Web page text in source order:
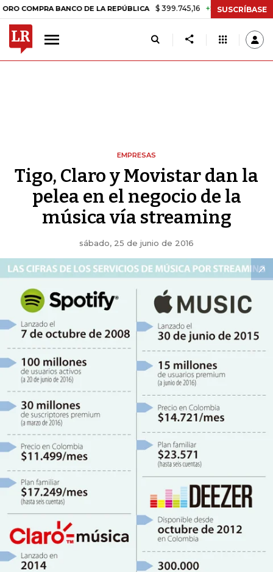
BANCO DE LA REPÚBLICA $ 399.745,16 +$ 2.295,71 +0,58%
SUSCRÍBASE
EMPRESAS
Tigo, Claro y Movistar dan la
pelea en el negocio de la
música vía streaming
sábado, 25 de junio de 2016